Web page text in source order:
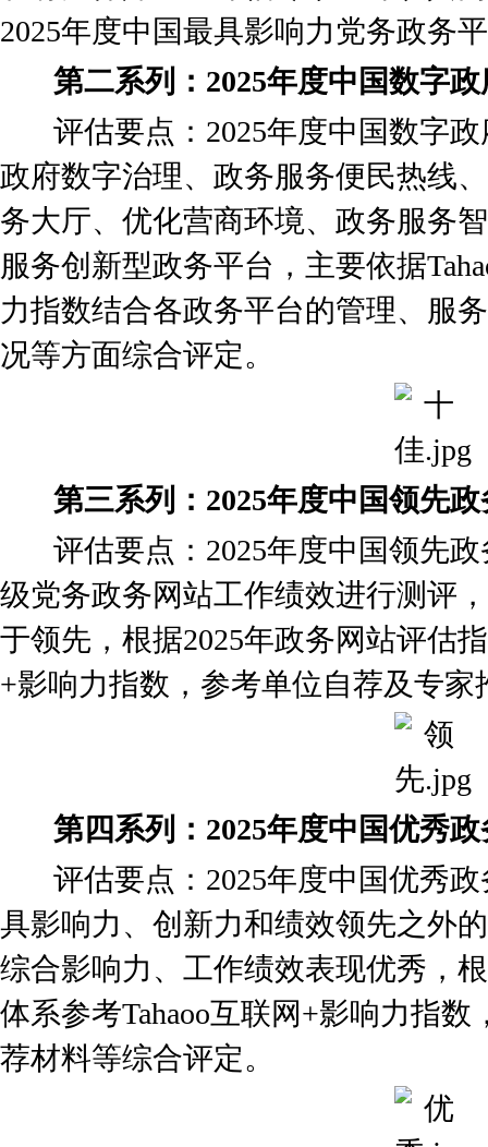
2025年度中国最具影响力党务政务
第二系列：2025年度中国数字
评估要点：2025年度中国数字政
政府数字治理、政务服务便民热线
务大厅、优化营商环境、政务服务
服务创新型政务平台，主要依据
力指数结合各政务平台的管理、服
况等方面综合评定。
第三系列：2025年度中国领先
评估要点：2025年度中国领先政
级党务政务网站工作绩效进行测评
于领先，根据2025年政务网站评估
+影响力指数，参考单位自荐及专
第四系列：2025年度中国优秀
评估要点：2025年度中国优秀政
具影响力、创新力和绩效领先之外
综合影响力、工作绩效表现优秀，
体系参考Tahaoo互联网+影响力指
荐材料等综合评定。